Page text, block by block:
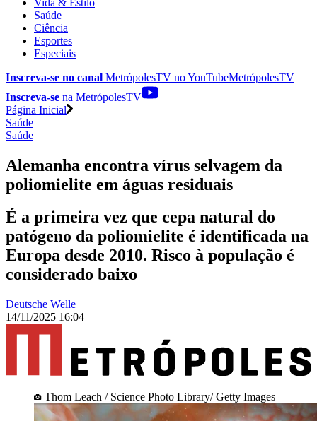
Saúde
Ciência
Esportes
Especiais
Inscreva-se no canal MetrópolesTV noYouTubeMetrópolesTV
Inscreva-se na MetrópolesTV
Página Inicial
Saúde
Saúde
Alemanha encontra vírus selvagem da
poliomielite em águas residuais
É a primeira vez que cepa natural do
patógeno da poliomielite é identificada na
Europa desde 2010. Risco à população é
considerado baixo
Deutsche Welle
14/11/2025 16:04
Thom Leach / Science Photo Library/ Getty Images